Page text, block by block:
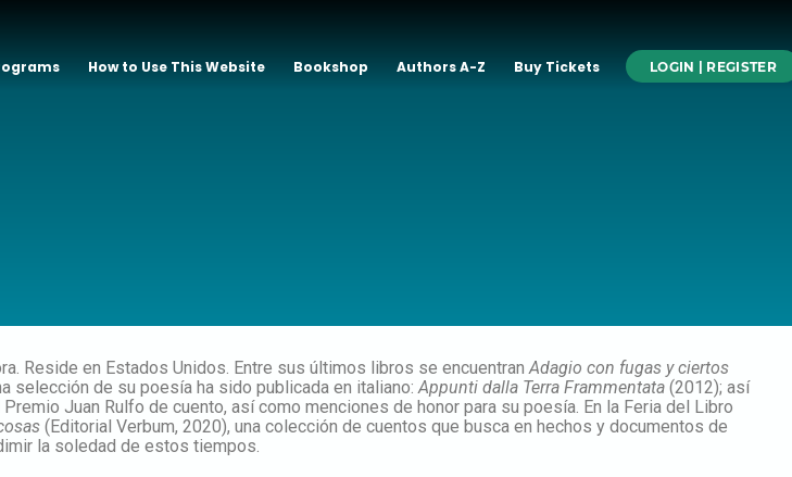
How to Use This Website Bookshop Authors A-Z Buy Tickets LOGIN | REGISTER
Reside en Estados Unidos. Entre sus últimos libros se encuentranAdagio con fugas y ciertos
selección de su poesía ha sido publicada en italiano:Appunti dalla Terra Frammentata(2012); así
Juan Rulfo de cuento, así como menciones de honor para su poesía. En la Feria del Libro
(Editorial Verbum, 2020), una colección de cuentos que busca en hechos y documentos de
la soledad de estos tiempos.